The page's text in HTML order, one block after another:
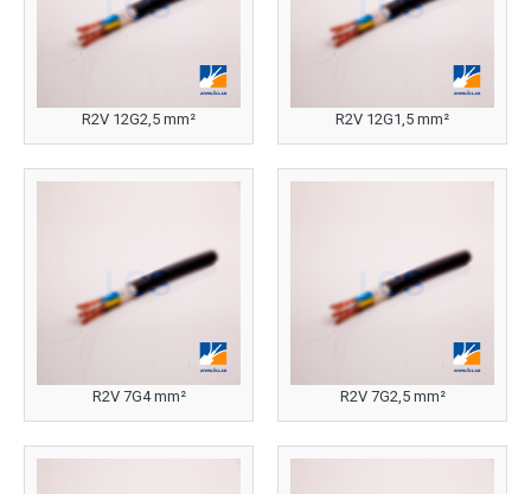
R2V 12G2,5 mm² R2V 12G1,5 mm²
R2V 7G4 mm² R2V 7G2,5 mm²